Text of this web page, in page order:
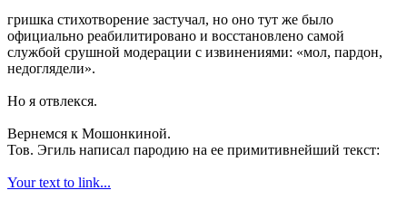
гришка стихотворение застучал, но оно тут же было
официально реабилитировано и восстановлено самой
службой срушной модерации с извинениями: «мол, пардон,
недоглядели».
Но я отвлекся.
Вернемся к Мошонкиной.
Тов. Эгиль написал пародию на ее примитивнейший текст:
Your text to link...